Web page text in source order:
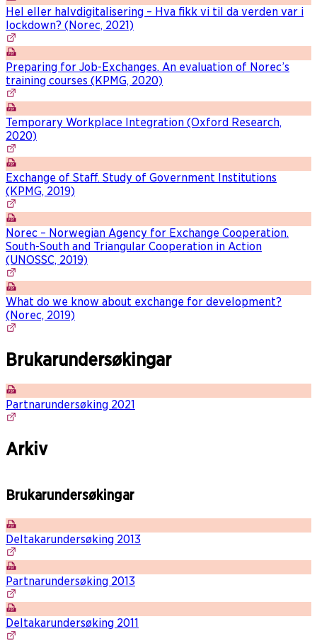
Hel eller halvdigitalisering – Hva fikk vi til da verden var i
lockdown? (Norec, 2021)
Preparing for Job-Exchanges. An evaluation of Norec’s
training courses (KPMG, 2020)
Temporary Workplace Integration (Oxford Research,
2020)
Exchange of Staff. Study of Government Institutions
(KPMG, 2019)
Norec – Norwegian Agency for Exchange Cooperation.
South-South and Triangular Cooperation in Action
(UNOSSC, 2019)
What do we know about exchange for development?
(Norec, 2019)
Brukarundersøkingar
Partnarundersøking 2021
Arkiv
Brukarundersøkingar
Deltakarundersøking 2013
Partnarundersøking 2013
Deltakarundersøking 2011